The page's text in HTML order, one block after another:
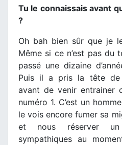
Tu le connaissais avant
?
Oh bah bien sûr que je
Même si ce n’est pas du
passé une dizaine
Puis il a pris la tête de
avant de venir entrainer
numéro 1. C’est un
le vois encore fumer sa
et nous réserver
sympathiques au